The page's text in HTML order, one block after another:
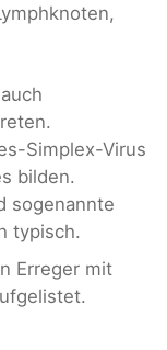
Simplex-Virus
bilden.
sogenannte
typisch.
Erreger mit